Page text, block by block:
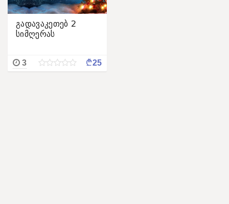
გადავაკეთებ 2
სიმღერას
3 ¢25